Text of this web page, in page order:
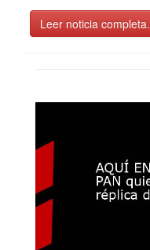
Leer noticia completa.